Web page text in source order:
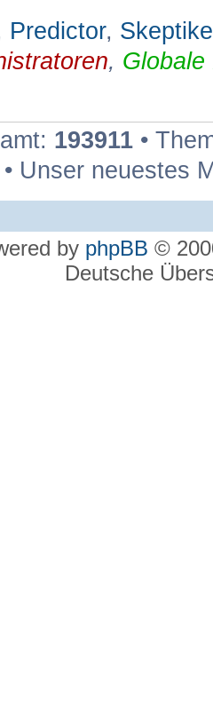
Predictor,
, Globale
193911 •
• Unser neuestes
by phpBB ©
Deutsche